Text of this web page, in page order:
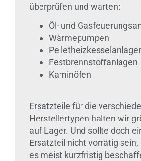
überprüfen und warten:
Öl- und
Wärmepumpen
Festbrennstoffanlagen
Kaminöfen
Ersatzteile für die
Herstellertypen halten wir
auf Lager. Und sollte doch
Ersatzteil nicht vorrätig sein,
es meist kurzfristig